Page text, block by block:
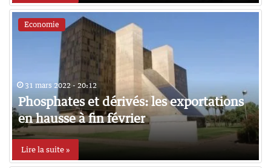
Economie
31 mars 2022 - 20:12
Phosphates et dérivés: les exportations
en hausse à fin février
Lire la suite »